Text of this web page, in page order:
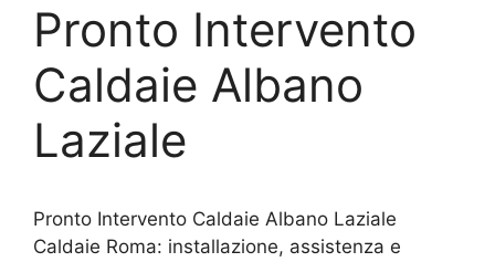
Pronto Intervento
Caldaie Albano
Laziale
Pronto Intervento Caldaie Albano Laziale
Caldaie Roma: installazione, assistenza e